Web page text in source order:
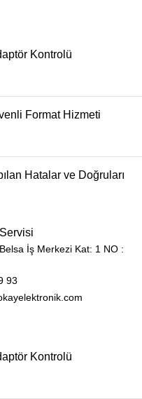
Kontrolü
Format Hizmeti
Hatalar ve Doğruları
İş Merkezi Kat: 1 NO :
93
Kontrolü